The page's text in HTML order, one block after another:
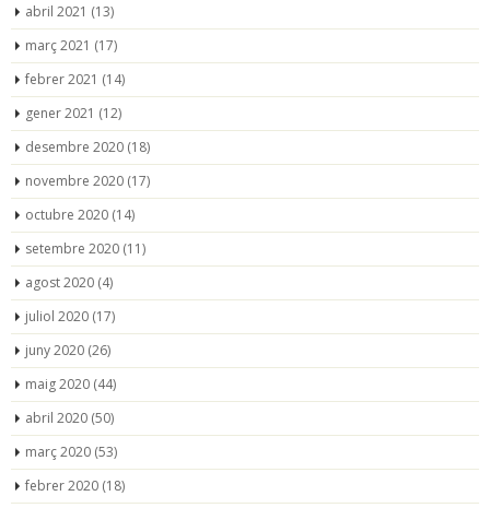
abril 2021 (13)
març 2021 (17)
febrer 2021 (14)
gener 2021 (12)
desembre 2020 (18)
novembre 2020 (17)
octubre 2020 (14)
setembre 2020 (11)
agost 2020 (4)
juliol 2020 (17)
juny 2020 (26)
maig 2020 (44)
abril 2020 (50)
març 2020 (53)
febrer 2020 (18)